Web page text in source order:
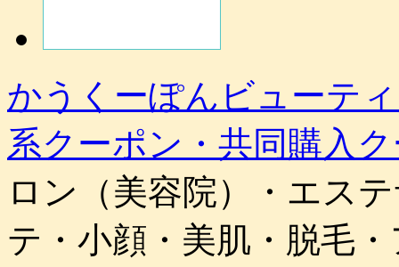
かうくーぽんビューテ
系クーポン・共同購入
ロン（美容院）・エス
テ・小顔・美肌・脱毛